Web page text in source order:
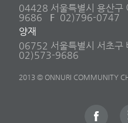
04428 서울특별시 용산구
9686
F 02)796-0747
양재
06752 서울특별시 서초구
02)573-9686
2013 © ONNURI COMMUNITY